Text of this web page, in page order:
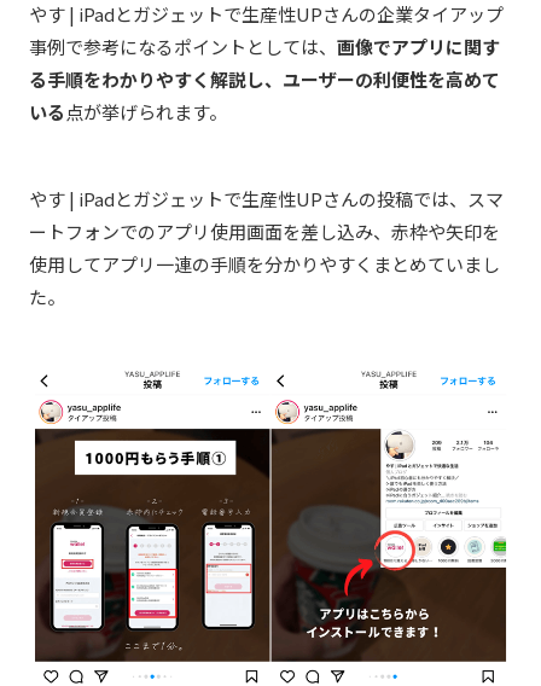
やす | iPadとガジェットで生産性UPさんの企業タイアップ
事例で参考になるポイントとしては、 画像でアプリに関す
る手順をわかりやすく解説し、ユーザーの利便性を高めて
いる点が挙げられます。
やす | iPadとガジェットで生産性UPさんの投稿では、スマ
ートフォンでのアプリ使用画面を差し込み、赤枠や矢印を
使用してアプリ一連の手順を分かりやすくまとめていまし
た。